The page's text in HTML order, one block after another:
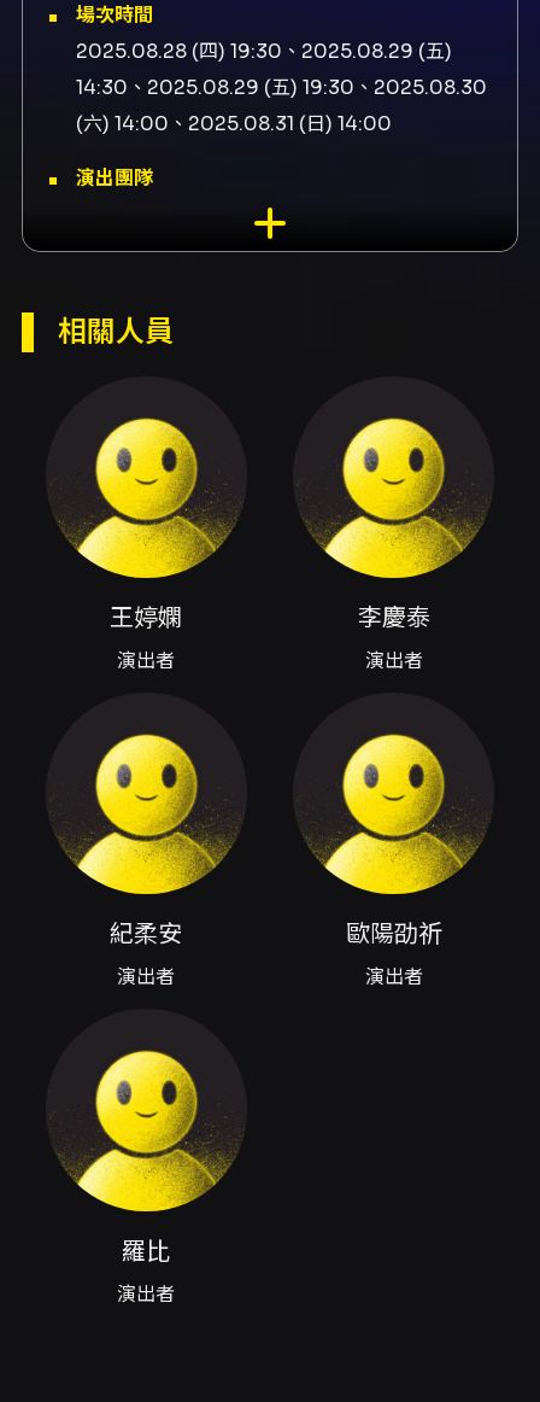
場次時間
2025.08.28 (四) 19:30、2025.08.29 (五)
14:30、2025.08.29 (五) 19:30、2025.08.30
(六) 14:00、2025.08.31 (日) 14:00
演出團隊
演出者王婷嫻、演出者李慶泰、演出者紀柔安、
演出者歐陽劭祈、演出者羅比
第2彈 ✦喜劇PK賽 ✦
主，採單淘汰制，由現場觀眾即時投票決定勝
負！
賽制說明：
- 第一輪：四組短劇分兩場PK，獲勝者晉級。
- 第二輪：晉級兩組演出各自短劇的續集，再次
- 當日冠軍：由觀眾票選產生，獲得榮譽與每場
不同的精美獎品！
本次演出由四位主要成員提供概念發想，與創作
團隊共同發展。
我們將帶來一場挑戰笑點極限的生死鬥，調侃網
路文化、調教人際亂象，調劑心靈、解放嘴角！
沒有上船怎麼暈船 🚢── 王婷嫻
靠北你不要醬 😤── 紀柔安
你們能不能認真一點 😑── 羅比
注意事項
開放時間：演出前30分鐘入場
演出全長：75分鐘，無中場休息
留意交通及抵達時間
相關人員
王婷嫻
演出者
李慶泰
演出者
紀柔安
演出者
歐陽劭祈
演出者
羅比
演出者